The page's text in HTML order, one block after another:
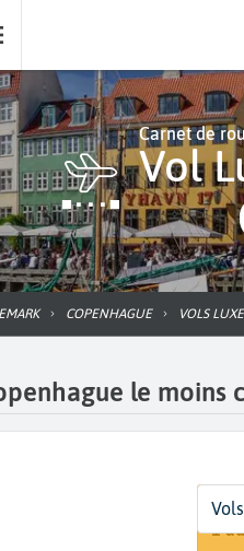
Carnet de
Vol
COPENHAGUE VOLS
le
Dates
18
1